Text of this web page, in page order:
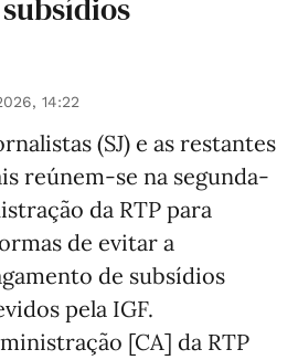
14:22
(SJ) e as restantes
reúnem-se na segunda-
da RTP para
de evitar a
de subsídios
pela IGF.
[CA] da RTP